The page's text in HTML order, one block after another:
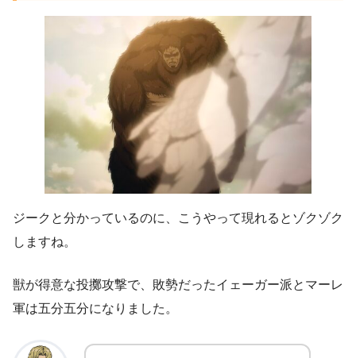
ジークと分かっているのに、こうやって現れるとゾクゾク
しますね。
獣が得意な投擲攻撃で、敗勢だったイェーガー派とマーレ
軍は五分五分になりました。